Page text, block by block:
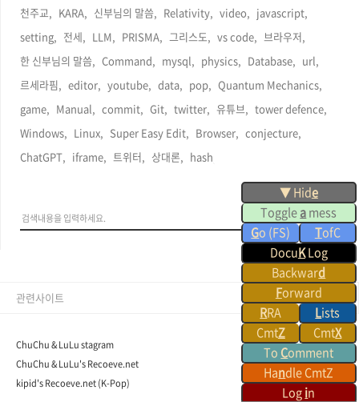
▼ Hide
Toggleamess
Go (FS) TofC
DocuKLog
Backward
Forward
RRA Lists
CmtZ CmtX
To Comment
Handle CmtZ
Login
천주교,
KARA, 신부님의 말씀, Relativity, video,
javascript,
setting,
전세, LLM, PRISMA, 그리스도, vs code,
브라우저,
한 신부님의 말씀,
Command, mysql, physics, Database,
url,
르세라핌,
editor, youtube, data, pop,
Quantum Mechanics,
game,
Manual, commit, Git, twitter, 유튜브,
tower defence,
Windows,
Linux, Super Easy Edit, Browser,
conjecture,
ChatGPT,
iframe, 트위터, 상대론, hash,
ChuChu & LuLu stagram
ChuChu & LuLu's Recoeve.net
kipid's Recoeve.net (K-Pop)
관련사이트